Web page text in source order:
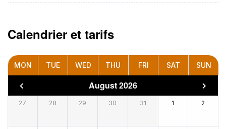
Calendrier et tarifs
MON TUE WED THU FRI SAT SUN
August 2026
27 28 29 30 31 1 2